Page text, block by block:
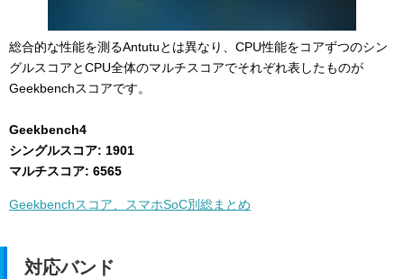
総合的な性能を測るAntutuとは異なり、CPU性能をコアずつのシン
グルスコアとCPU全体のマルチスコアでそれぞれ表したものが
Geekbenchスコアです。
Geekbench4
シングルスコア: 1901
マルチスコア: 6565
Geekbenchスコア、スマホSoC別総まとめ
対応バンド